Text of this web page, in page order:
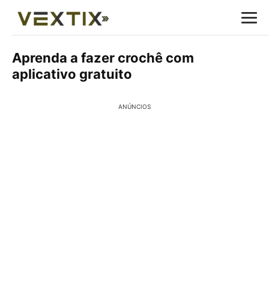
Aprenda a fazer crochê com
aplicativo gratuito
ANÚNCIOS